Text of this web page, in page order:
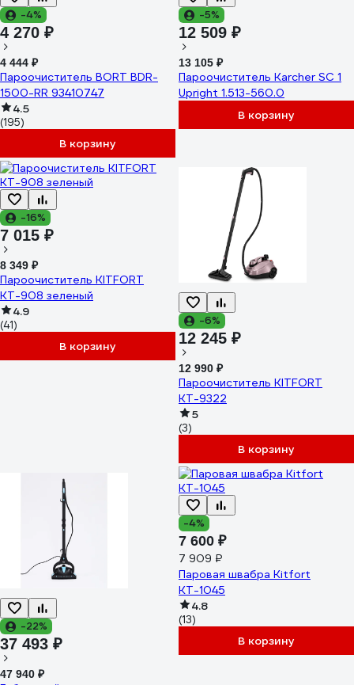
-4%
4 270 ₽
4 444 ₽
Пароочиститель BORT BDR-
1500-RR 93410747
4.5
(195)
В корзину
-5%
12 509 ₽
13 105 ₽
Пароочиститель Karcher SC 1
Upright 1.513-560.0
В корзину
-16%
7 015 ₽
8 349 ₽
Пароочиститель KITFORT
КТ-908 зеленый
4.9
(41)
В корзину
-6%
12 245 ₽
12 990 ₽
Пароочиститель KITFORT
КТ-9322
5
(3)
В корзину
-22%
37 493 ₽
47 940 ₽
-4%
7 600 ₽
7 909 ₽
Паровая швабра Kitfort
КТ-1045
4.8
(13)
В корзину